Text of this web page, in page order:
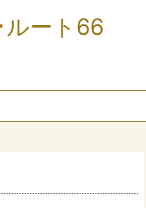
ルート66